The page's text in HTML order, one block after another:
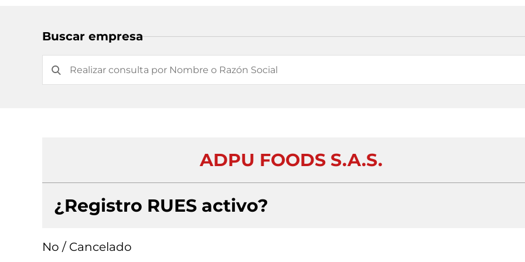
Buscar empresa
ADPU FOODS S.A.S.
¿Registro RUES activo?
No / Cancelado